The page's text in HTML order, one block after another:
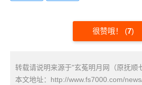
很赞哦！ (7)
转载请说明来源于"玄菟明月网（原抚顺
本文地址： http://www.fs7000.com/